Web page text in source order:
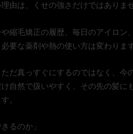
由は、くせの強さだけではありま
縮毛矯正の履歴、毎日のアイロン
要な薬剤や熱の使い方は変わります
だ真っすぐにするのではなく、今
自然で扱いやすく、その先の髪に
。
るのか」